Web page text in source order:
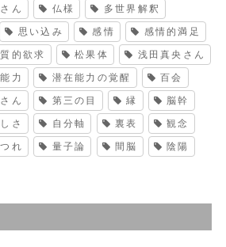
ん 仏様 多世界解釈
思い込み 感情 感情的満足
的欲求 松果体 浅田真央さん
力 潜在能力の覚醒 百会
ん 第三の目 縁 脳幹
さ 自分軸 裏表 観念
れ 量子論 間脳 陰陽